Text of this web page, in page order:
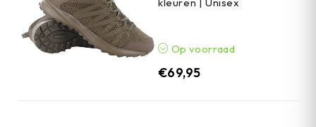
Op voorraad
€69,95